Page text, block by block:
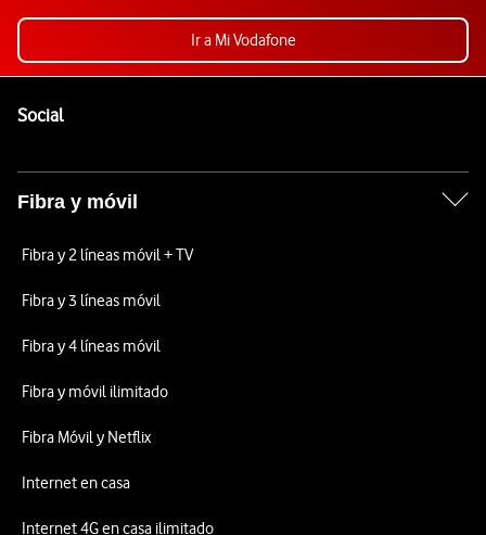
Ir a Mi Vodafone
SocialEnlaces a las redes sociales de Vodafone
Fibra y móvil
Fibra y 2 líneas móvil + TV
Fibra y 3 líneas móvil
Fibra y 4 líneas móvil
Fibra y móvil ilimitado
Fibra Móvil y Netflix
Internet en casa
Internet 4G en casa ilimitado